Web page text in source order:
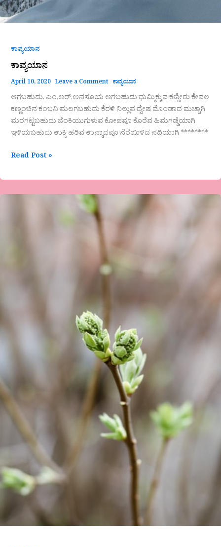
ಕಾವ್ಯಯಾನ
ಕಾವ್ಯಯಾನ
April 10, 2020 Leave a Comment ಕಾವ್ಯಯಾನ
ಆಗಬಹುದು. ಎಂ.ಆರ್.ಅನಸೂಯ ಆಗಬಹುದು ಧುಮ್ಮಿಕ್ಕುವ ಕಣ್ಣೀರು ಕೇವಲ
ಕಣ್ಣಂಚಿನ ಕಂಬನಿ ಮಲಗಬಹುದು ಕೆರಳಿ ನಿಲ್ಲುವ ದ್ವೇಷ ಮೊಂಡಾದ ಮಚ್ಚಾಗಿ
ಮರಗಟ್ಟಬಹುದು ಬೆಂಕಿಯುಗುಳುವ ಕೋಪವೂ ಕೊರೆವ ಹಿಮಗಡ್ಡೆಯಾಗಿ
ಇಳಿಯಬಹುದು ಉಕ್ಕಿ ಹರಿವ ಉನ್ಮಾದವೂ ನೆರೆಯಿಳಿದ ನದಿಯಾಗಿ ********
Read Post »